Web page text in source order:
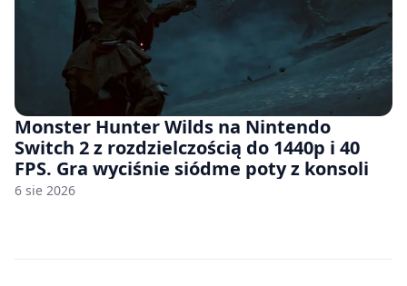
Monster Hunter Wilds na Nintendo
Switch 2 z rozdzielczością do 1440p i 40
FPS. Gra wyciśnie siódme poty z konsoli
6 sie 2026